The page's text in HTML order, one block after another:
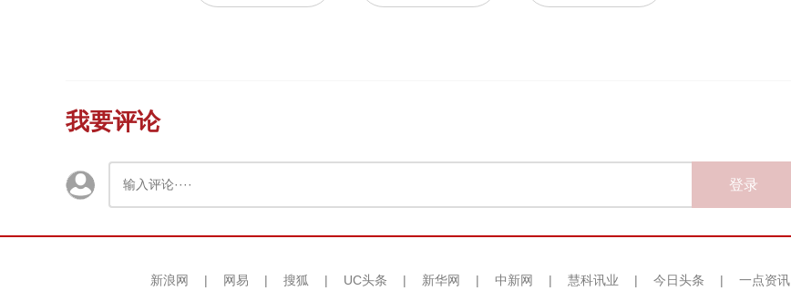
我要评论
登录
新浪网 | 网易 | 搜狐 | UC头条 | 新华网 | 中新网 | 慧科讯业 | 今日头条 | 一点资讯